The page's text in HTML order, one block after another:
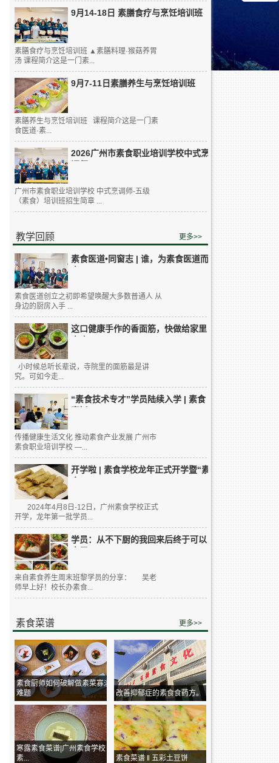
9月14-18日 素膳食疗与烹饪培训班
素膳食疗与烹饪培训班 ▲素膳料理·猴菇养胃
汤 课程简介这是一门素...
9月7-11日素膳养生与烹饪培训班
素膳养生与烹饪培训班 课程简介这是一门素
食医道·素...
2026广州市素食职业培训学校中式烹
广州市素食职业培训学校 中式烹调师-五级
（素食）培训班招生简章 ...
教学回顾 更多>>
素食医道•同窗志 | 谁，为素食医道而
素食医道创立之初即希望唤醒大多数普通人 从
身边的厨房入手 ...
这口健康手作的香面筋，快做给家里
小时候总听长辈说，寺院里的面筋最是讲
究。可如今走...
“素食技术专才”学员陆续入学 | 素食
传播健康生活文化 推动素食产业发展 广州市
素食职业培训学校 —...
开学啦 | 素食学校龙年正式开学暨“素
食...
2024年4月8日-12日，广州素食学校正式
开学，龙年第一批学员...
学员：从不下厨的我回来后终于可以
来自素食养生周末班黎学员的分享： 吴老
师早上好！校长办素食...
素食菜谱 更多>>
素食厨师如何破解做素菜寡淡
难题
改善抑郁症的素食食药方。
寒露素食菜谱|广州素食学校
素...
素食菜谱 ‖ 五彩土豆饼